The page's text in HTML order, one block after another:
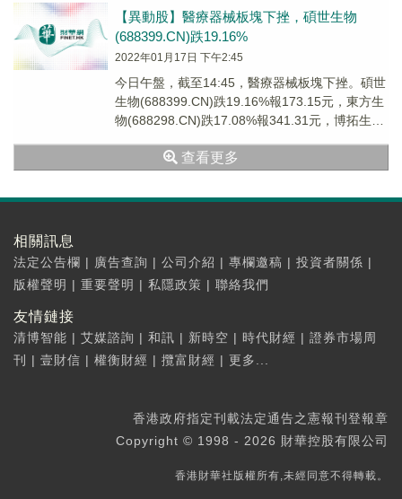
【異動股】醫療器械板塊下挫，碩世生物
(688399.CN)跌19.16%
2022年01月17日 下午2:45
今日午盤，截至14:45，醫療器械板塊下挫。碩世
生物(688399.CN)跌19.16%報173.15元，東方生
物(688298.CN)跌17.08%報341.31元，博拓生物
查看更多
相關訊息
法定公告欄 | 廣告查詢 | 公司介紹 | 專欄邀稿 | 投資者關係 |
版權聲明 | 重要聲明 | 私隱政策 | 聯絡我們
友情鏈接
清博智能 | 艾媒諮詢 | 和訊 | 新時空 | 時代財經 | 證券市場周
刊
| 壹財信 | 權衡財經 | 攬富財經 | 更多...
香港政府指定刊載法定通告之憲報刊登報章
Copyright © 1998 - 2026 財華控股有限公司
香港財華社版權所有,未經同意不得轉載。